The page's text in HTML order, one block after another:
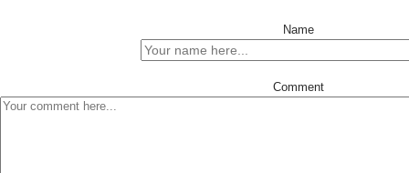
Name
Comment